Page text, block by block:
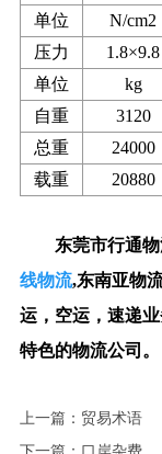
单位
N/cm2
压力
1.8×9.8
单位
kg
自重
3120
总重
24000
载重
20880
东莞市行通
线物流,东南亚物
运，空运，速递
特色的物流公司。
上一篇：贸易术语